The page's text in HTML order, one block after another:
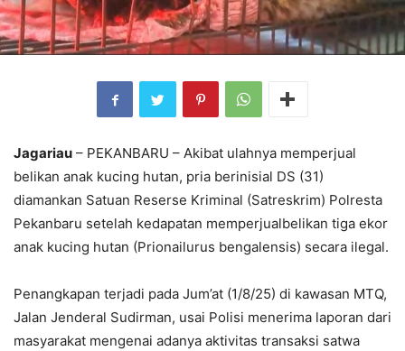
Jagariau – PEKANBARU – Akibat ulahnya memperjual
belikan anak kucing hutan, pria berinisial DS (31)
diamankan Satuan Reserse Kriminal (Satreskrim) Polresta
Pekanbaru setelah kedapatan memperjualbelikan tiga ekor
anak kucing hutan (Prionailurus bengalensis) secara ilegal.
Penangkapan terjadi pada Jum’at (1/8/25) di kawasan MTQ,
Jalan Jenderal Sudirman, usai Polisi menerima laporan dari
masyarakat mengenai adanya aktivitas transaksi satwa